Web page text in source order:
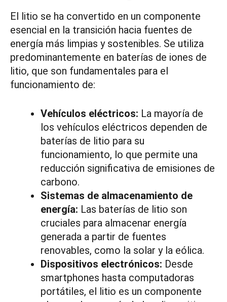
El litio se ha convertido en un componente
esencial en la transición hacia fuentes de
energía más limpias y sostenibles. Se utiliza
predominantemente en baterías de iones de
litio, que son fundamentales para el
funcionamiento de:
Vehículos eléctricos: La mayoría de
los vehículos eléctricos dependen de
baterías de litio para su
funcionamiento, lo que permite una
reducción significativa de emisiones de
carbono.
Sistemas de almacenamiento de
energía: Las baterías de litio son
cruciales para almacenar energía
generada a partir de fuentes
renovables, como la solar y la eólica.
Dispositivos electrónicos: Desde
smartphones hasta computadoras
portátiles, el litio es un componente